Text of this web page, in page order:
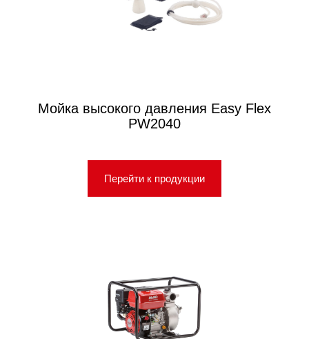
Мойка высокого давления Easy Flex
PW2040
Перейти к продукции